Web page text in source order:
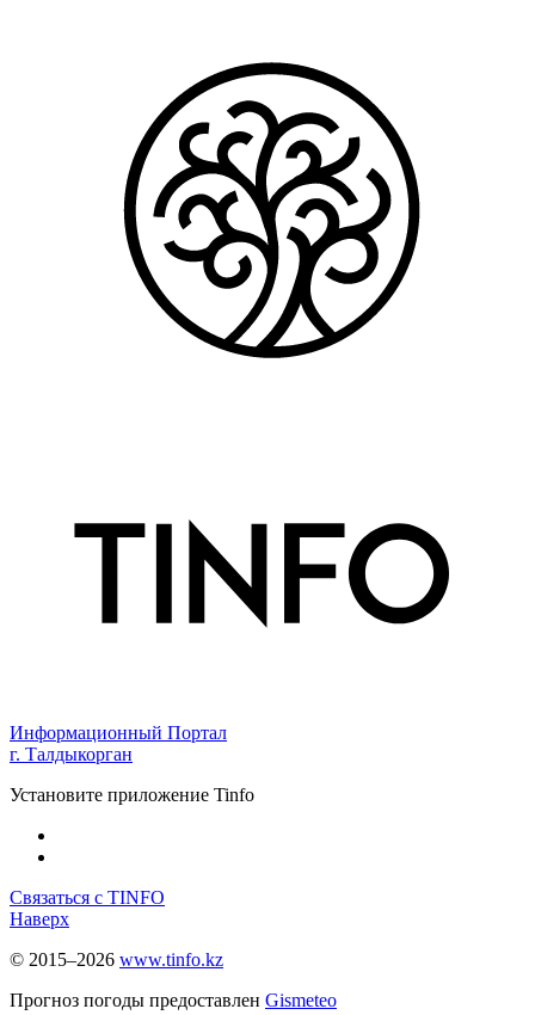
Информационный Портал
г. Талдыкорган
Установите приложение Tinfo
Связаться с TINFO
Наверх
© 2015–2026 www.tinfo.kz
Прогноз погоды предоставлен Gismeteo